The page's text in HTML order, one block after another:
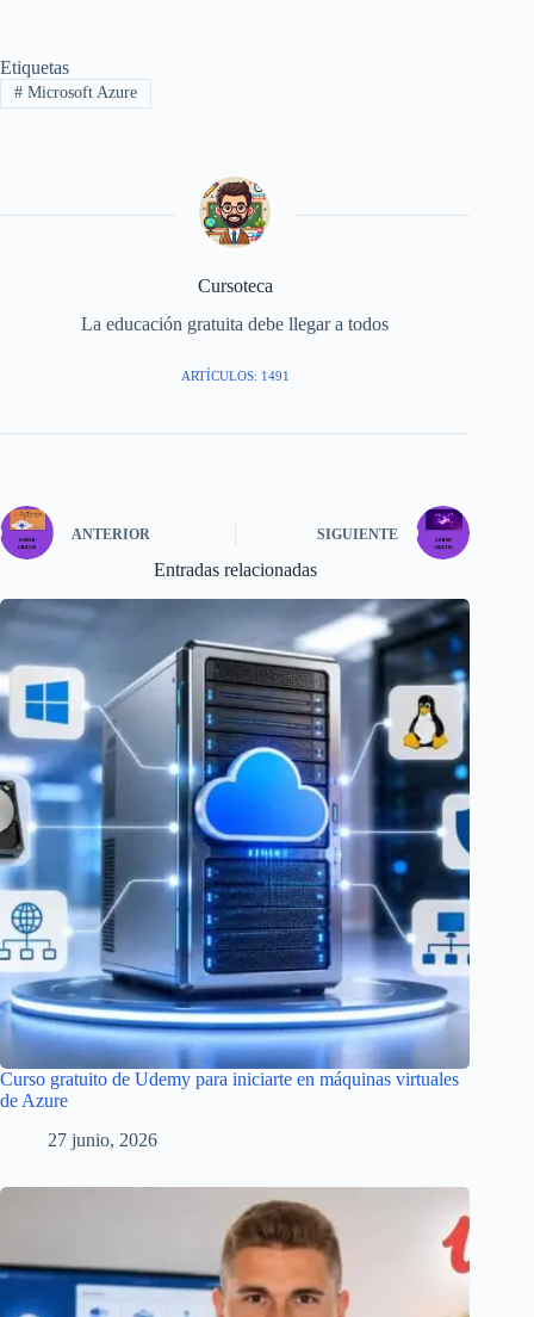
Etiquetas
#Microsoft Azure
Cursoteca
La educación gratuita debe llegar a todos
ARTÍCULOS: 1491
ANTERIOR SIGUIENTE
Entradas relacionadas
Curso gratuito de Udemy para iniciarte en máquinas virtuales
de Azure
27 junio, 2026